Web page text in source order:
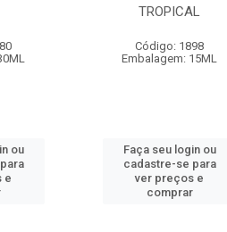
ou
e
TROPICAL
Código: 1898
Embalagem: 15ML
Faça seu login ou
cadastre-se para
ver preços e
comprar